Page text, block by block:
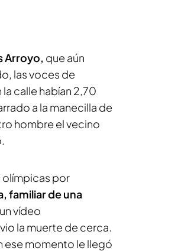
Arroyo, que aún
las voces de
calle habían 2,70
a la manecilla de
hombre el vecino
olímpicas por
familiar de una
vídeo
la muerte de cerca.
ese momento le llegó